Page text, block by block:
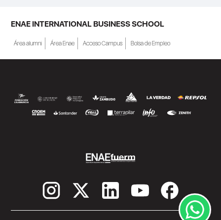
ENAE INTERNATIONAL BUSINESS SCHOOL
Área alumni Área Enae Acceso Campus Bolsa de Empleo